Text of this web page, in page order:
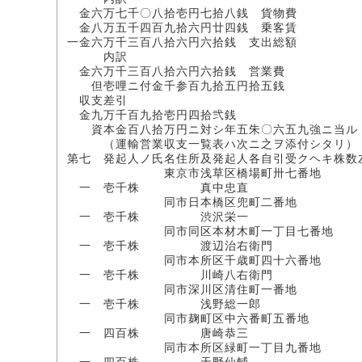
金六万七千〇八拾壱円七拾八銭 貨物費
金八万五千四百九拾六円廿四銭 乗客賃
一金六万千三百八拾六円六拾銭 支出総額
内訳
金六万千三百八拾六円六拾銭 営業費
但壱哩ニ付金千参百九拾五円拾五銭
収支差引
金九万千百九拾壱円四拾弐銭
資本金百八拾万円ニ対シ年五朱〇六五九強ニ当ル
（運輸営業収支一覧表ハ次ニ之ヲ添付シタリ）
第七 発起人ノ氏名住所及発起人各自引受クヘキ株数
東京市浅草区橋場町卅七番地
一 壱千株 真中忠直
同市日本橋区兜町二番地
一 壱千株 渋沢栄一
同市同区本材木町一丁目七番地
一 壱千株 渡辺治右衛門
同市本所区千歳町四十六番地
一 壱千株 川崎八右衛門
同市深川区清住町一番地
一 壱千株 浅野総一郎
同市麹町区中六番町五番地
一 四百株 唐崎恭三
同市本所区緑町一丁目九番地